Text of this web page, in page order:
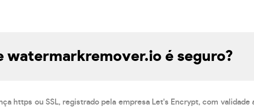
watermarkremover.io é seguro?
https ou SSL, registrado pela empresa Let's Encrypt, com validade